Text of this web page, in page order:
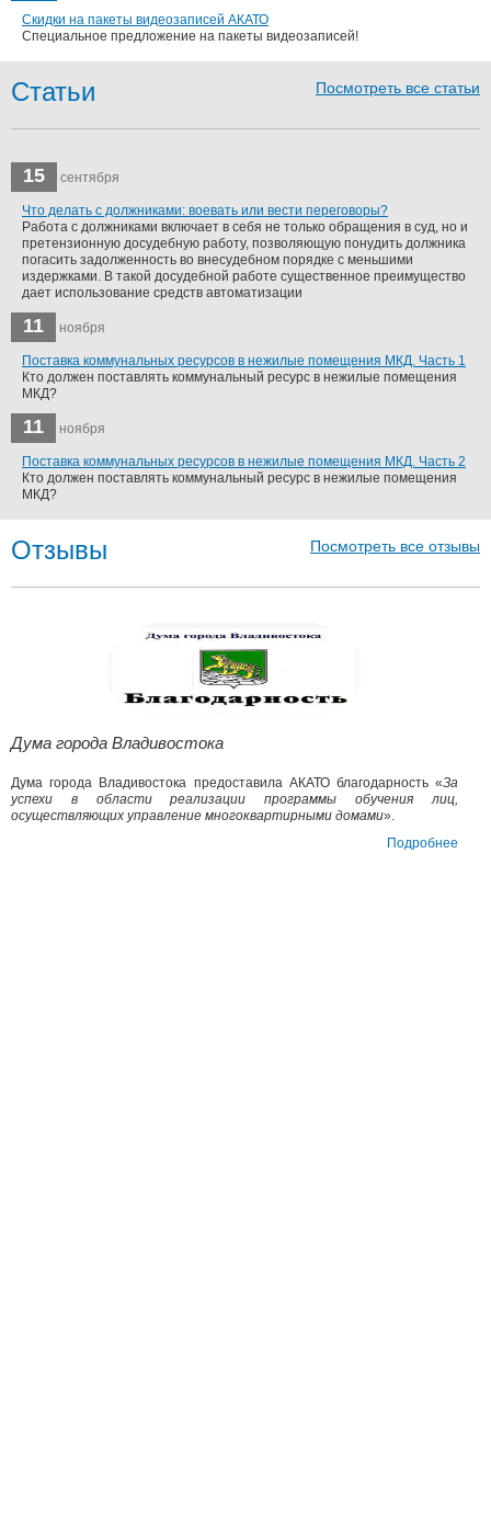
Скидки на пакеты видеозаписей АКАТО
Специальное предложение на пакеты видеозаписей!
Статьи Посмотреть все статьи
15 сентября
Что делать с должниками: воевать или вести переговоры?
Работа с должниками включает в себя не только обращения в суд, но и
претензионную досудебную работу, позволяющую понудить должника
погасить задолженность во внесудебном порядке с меньшими
издержками. В такой досудебной работе существенное преимущество
дает использование средств автоматизации
11 ноября
Поставка коммунальных ресурсов в нежилые помещения МКД. Часть 1
Кто должен поставлять коммунальный ресурс в нежилые помещения
МКД?
11 ноября
Поставка коммунальных ресурсов в нежилые помещения МКД. Часть 2
Кто должен поставлять коммунальный ресурс в нежилые помещения
МКД?
Отзывы Посмотреть все отзывы
Дума города Владивостока
Дума города Владивостока предоставила АКАТО благодарность «За
успехи в области реализации программы обучения лиц,
осуществляющих управление многоквартирными домами».
Подробнее